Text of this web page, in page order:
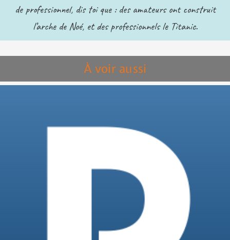
de professionnel, dis toi que : des amateurs ont construit
l’arche de Noé, et des professionnels le Titanic.
À voir aussi